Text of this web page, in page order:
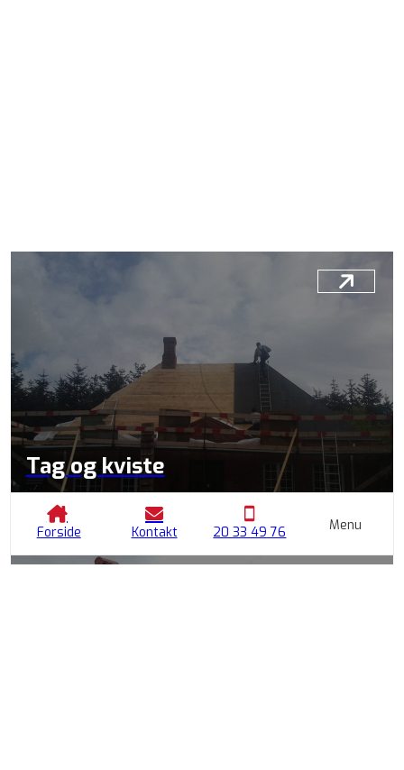
Forside Kontakt 20 33 49 76 Menu
Tag og kviste
Holdbare løsninger til tag, der beskytter dit hjem